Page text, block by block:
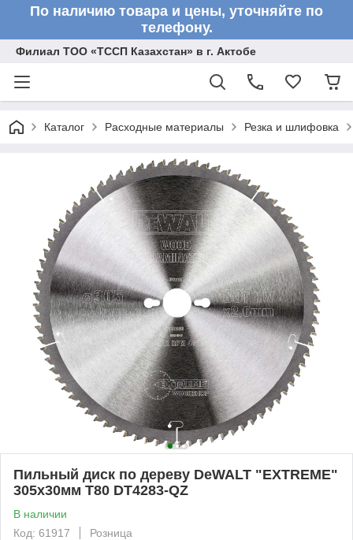
По наличию товара и цены, уточняйте по
телефону.
Филиал ТОО «ТССП Казахстан» в г. Актобе
Каталог Расходные материалы Резка и шлифовка
Пильный диск по дереву DeWALT "EXTREME"
305x30мм T80 DT4283-QZ
В наличии
Код: 61917
Розница